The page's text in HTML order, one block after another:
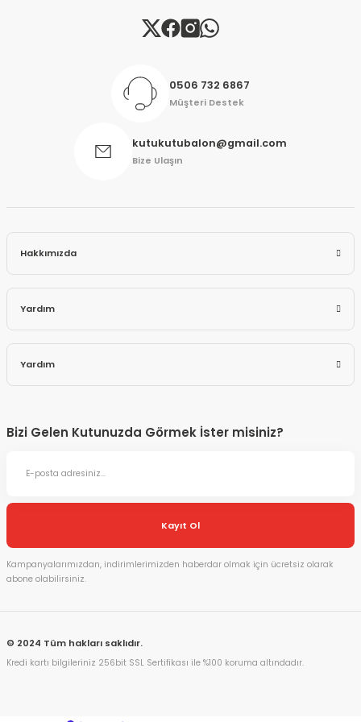
Gönder
0506 732 6867
Müşteri Destek
kutukutubalon@gmail.com
Bize Ulaşın
Hakkımızda
Yardım
Yardım
Bizi Gelen Kutunuzda Görmek İster misiniz?
Kayıt Ol
Kampanyalarımızdan, indirimlerimizden haberdar olmak için ücretsiz olarak
abone olabilirsiniz.
© 2024 Tüm hakları saklıdır.
Kredi kartı bilgileriniz 256bit SSL Sertifikası ile %100 koruma altındadır.